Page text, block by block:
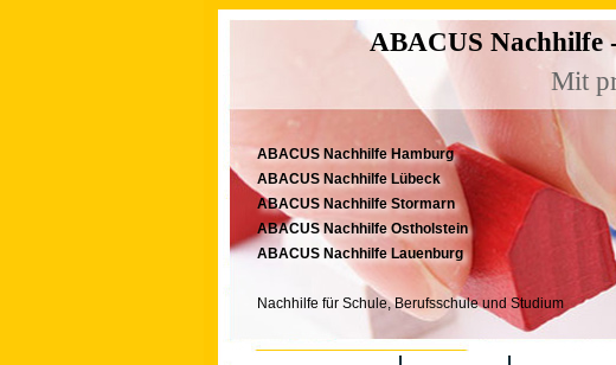
ABACUS Nachhilfe
Mit
ABACUS Nachhilfe Hamburg
ABACUS Nachhilfe Lübeck
ABACUS Nachhilfe Stormarn
ABACUS Nachhilfe Ostholstein
ABACUS Nachhilfe Lauenburg
Nachhilfe für Schule, Berufsschule und Studium